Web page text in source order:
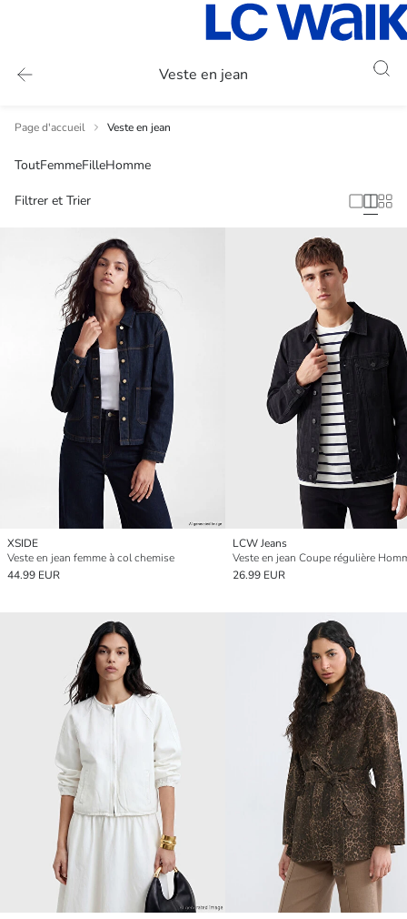
Veste en jean
Page d'accueil Veste en jean
ToutFemmeFilleHomme
Filtrer et Trier
XSIDE
Veste en jean femme à col chemise
44.99 EUR
LCW Jeans
Veste en jean Coupe régulière
26.99 EUR